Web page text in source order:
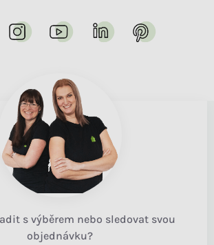
s výběrem nebo sledovat svou
objednávku?